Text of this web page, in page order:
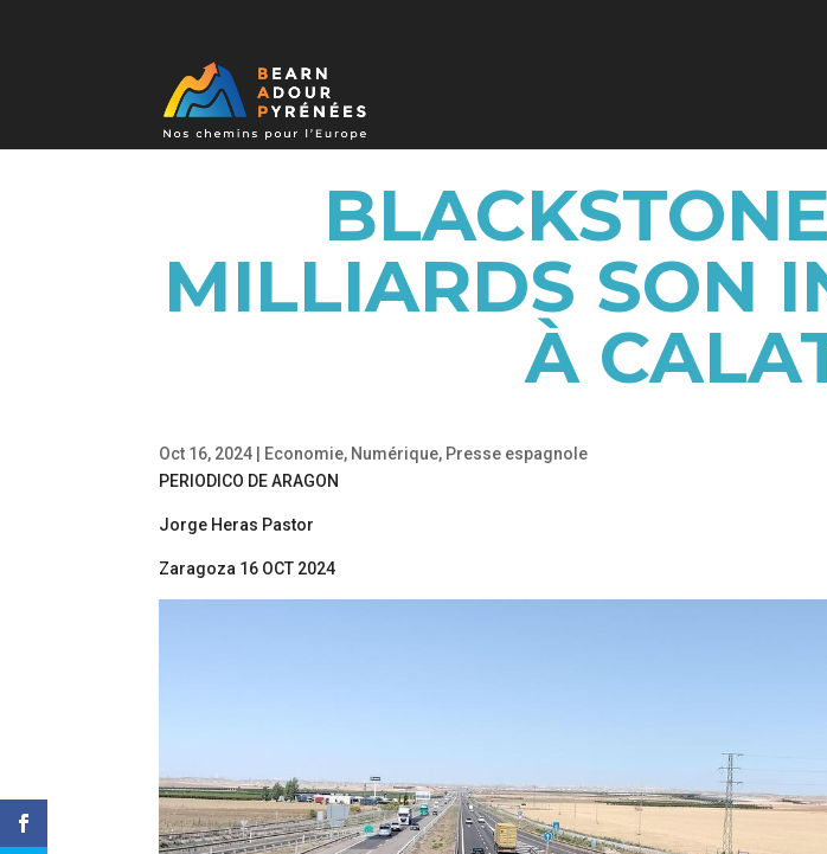
MILLIARDS SON
À
Oct 16, 2024 Economie, Numérique, Presse espagnole
PERIODICO DE ARAGON
Jorge Heras Pastor
Zaragoza 16 OCT 2024